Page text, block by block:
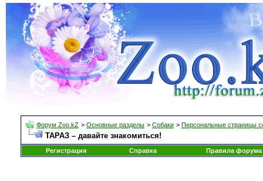
Форум Zoo.kZ > Основные разделы > Собаки > Персональные страницы
ТАРАЗ – давайте знакомиться!
Регистрация Справка Правила форума